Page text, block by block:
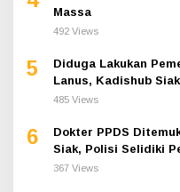
Massa
492 Views
5
Diduga Lakukan
Lanus, Kadishub
485 Views
6
Dokter PPDS
Siak, Polisi Selidiki
367 Views